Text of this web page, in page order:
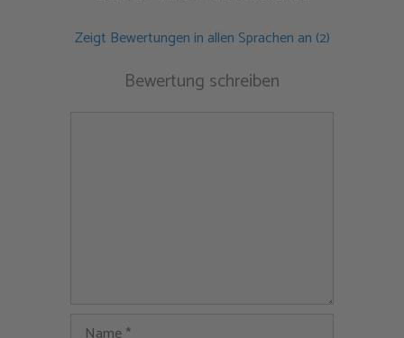
Zeigt Bewertungen in allen Sprachen an (2)
Bewertung schreiben